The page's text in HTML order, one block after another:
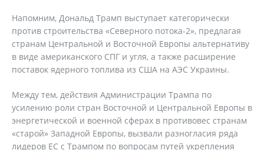
Напомним, Дональд Трамп выступает категорически
против строительства «Северного потока-2», предлагая
странам Центральной и Восточной Европы альтернативу
в виде американского СПГ и угля, а также расширение
поставок ядерного топлива из США на АЭС Украины.
Между тем, действия Администрации Трампа по
усилению роли стран Восточной и Центральной Европы в
энергетической и военной сферах в противовес странам
«старой» Западной Европы, вызвали разногласия ряда
лидеров ЕС с Трампом по вопросам путей укрепления